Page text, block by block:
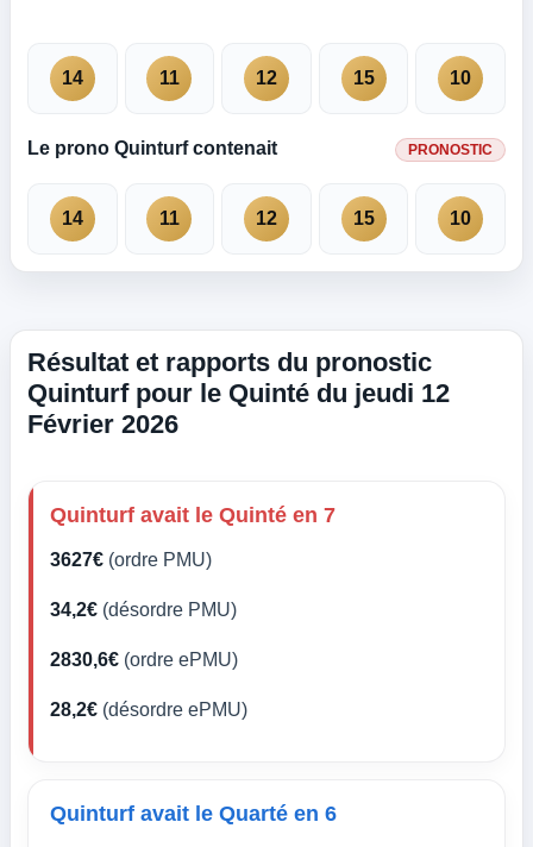
14 11 12 15 10
Le prono Quinturf contenait PRONOSTIC
14 11 12 15 10
Résultat et rapports du pronostic
Quinturf pour le Quinté du jeudi 12
Février 2026
Quinturf avait le Quinté en 7
3627€ (ordre PMU)
34,2€ (désordre PMU)
2830,6€ (ordre ePMU)
28,2€ (désordre ePMU)
Quinturf avait le Quarté en 6